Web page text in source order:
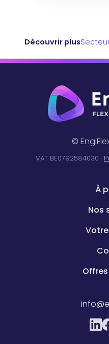
Découvrir plus
©
VAT BE0792584030 ·
À
Nos